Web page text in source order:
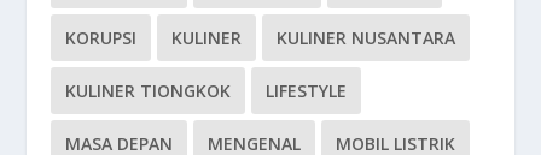
KORUPSI KULINER KULINER NUSANTARA
KULINER TIONGKOK LIFESTYLE
MASA DEPAN MENGENAL MOBIL LISTRIK